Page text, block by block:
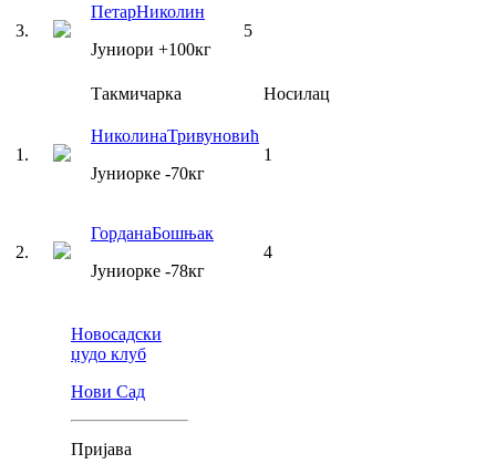
3.
ПетарНиколин
Јуниори +100кг
5
Такмичарка Носилац
1 .
НиколинаТривуновић
Јуниорке -70кг
1
2.
ГорданаБошњак
Јуниорке -78кг
4
Новосадски
џудо клуб
Нови Сад
Пријава